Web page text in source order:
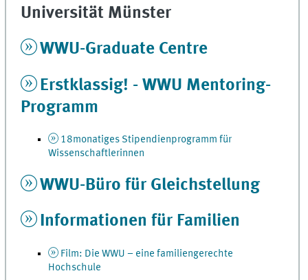
Universität Münster
WWU-Graduate Centre
Erstklassig! - WWU Mentoring-
Programm
18monatiges Stipendienprogramm für
Wissenschaftlerinnen
WWU-Büro für Gleichstellung
Informationen für Familien
Film: Die WWU – eine familiengerechte
Hochschule